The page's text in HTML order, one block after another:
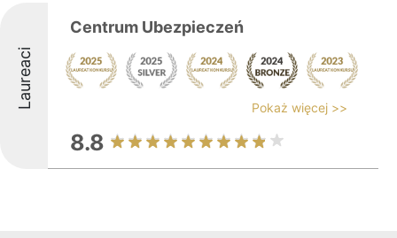
Laureaci
Centrum Ubezpieczeń
Pokaż więcej >>
8.8